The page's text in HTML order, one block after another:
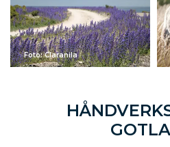
Foto: Claranila